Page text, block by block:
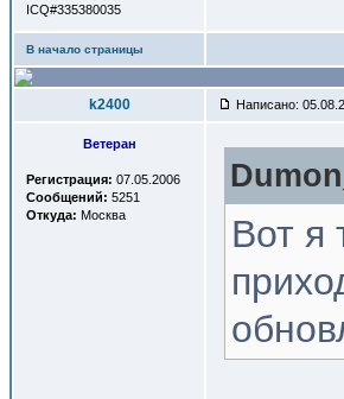
ICQ#335380035
В начало страницы
k2400 Написано:
Ветеран
Регистрация: 07.05.2006
Сообщений: 5251
Откуда: Москва
Вот я